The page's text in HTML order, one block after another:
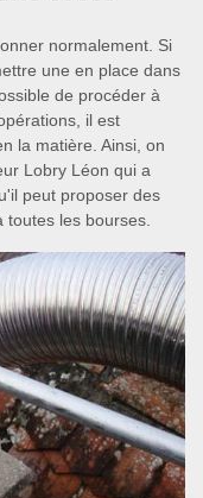
normalement. Si
une en place dans
de procéder à
il est
la matière. Ainsi, on
Lobry Léon qui a
peut proposer des
toutes les bourses.